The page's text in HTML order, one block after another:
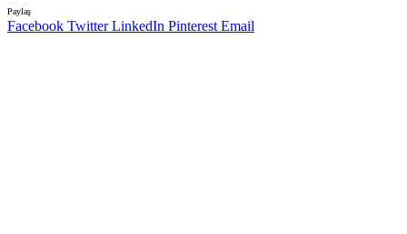
Paylaş
Facebook Twitter LinkedIn Pinterest Email